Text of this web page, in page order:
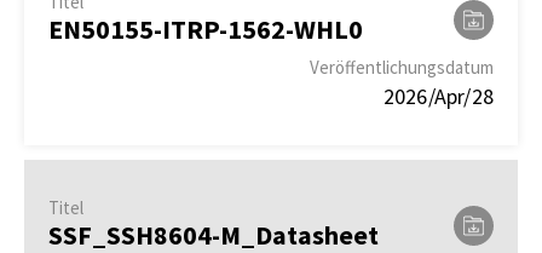
EN50155-ITRP-1562-WHL0
Veröffentlichungsdatum
2026/Apr/28
Titel
SSF_SSH8604-M_Datasheet